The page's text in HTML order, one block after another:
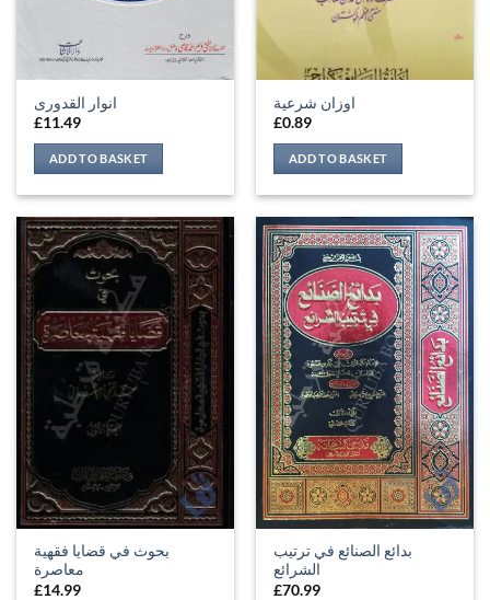
انوار القدوری
£11.49
ADD TO BASKET
اوزان شرعية
£0.89
ADD TO BASKET
بحوث في قضايا فقهية
معاصرة
£14.99
بدائع الصنائع في ترتيب
الشرائع
£70.99